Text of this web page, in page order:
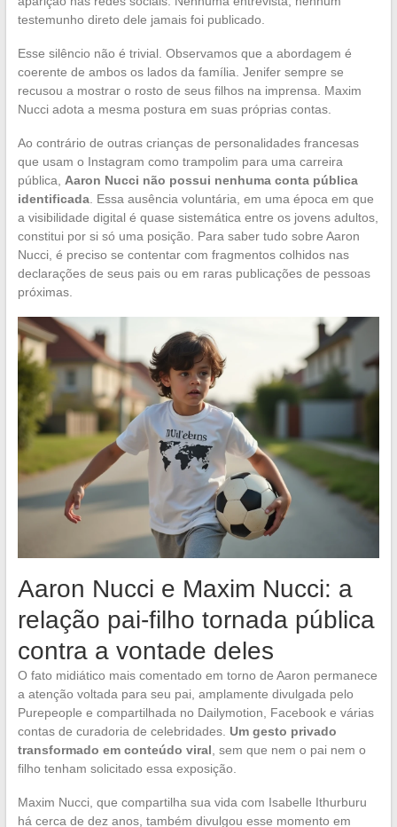
testemunho direto dele jamais foi publicado.
Esse silêncio não é trivial. Observamos que a abordagem é
coerente de ambos os lados da família. Jenifer sempre se
recusou a mostrar o rosto de seus filhos na imprensa. Maxim
Nucci adota a mesma postura em suas próprias contas.
Ao contrário de outras crianças de personalidades francesas
que usam o Instagram como trampolim para uma carreira
pública, Aaron Nucci não possui nenhuma conta pública
identificada. Essa ausência voluntária, em uma época em que
a visibilidade digital é quase sistemática entre os jovens adultos,
constitui por si só uma posição. Para saber tudo sobre Aaron
Nucci, é preciso se contentar com fragmentos colhidos nas
declarações de seus pais ou em raras publicações de pessoas
próximas.
Aaron Nucci e Maxim Nucci: a
relação pai-filho tornada pública
contra a vontade deles
O fato midiático mais comentado em torno de Aaron permanece
a atenção voltada para seu pai, amplamente divulgada pelo
Purepeople e compartilhada no Dailymotion, Facebook e várias
contas de curadoria de celebridades. Um gesto privado
transformado em conteúdo viral , sem que nem o pai nem o
filho tenham solicitado essa exposição.
Maxim Nucci, que compartilha sua vida com Isabelle Ithurburu
há cerca de dez anos, também divulgou esse momento em